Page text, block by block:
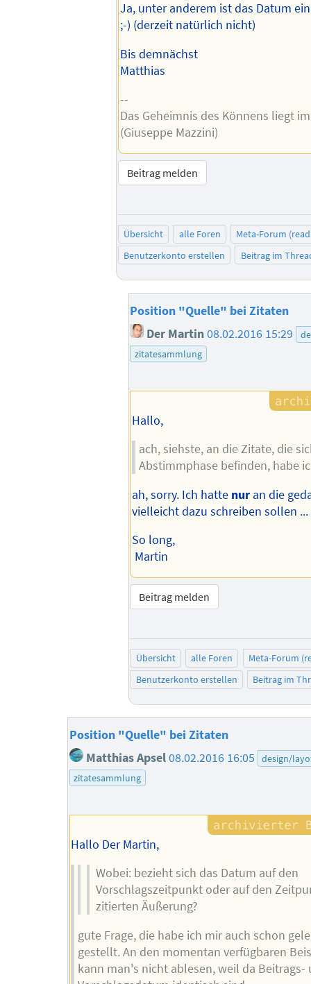
Ja, unter anderem ist das Datum
;-) (derzeit natürlich nicht)
Bis demnächst
Matthias
--
Das Geheimnis des Könnens liegt
(Giuseppe Mazzini)
Beitrag melden
Übersicht alle Foren
Meta-Forum
Benutzerkonto erstellen
Beitrag im
Position "Quelle" bei Zitaten
Der Martin 08.02.2016 15:29
zitatesammlung
Hallo,
ach, siehste, an die Zitate, die
Abstimmphase befinden, habe
ah, sorry. Ich hatte nur an die
vielleicht dazu schreiben sollen ...
So long,
Martin
Beitrag melden
Übersicht alle Foren
Meta-Forum
Benutzerkonto erstellen
Beitrag im
Position "Quelle" bei Zitaten
Matthias Apsel 08.02.2016 16:05
design/
zitatesammlung
Hallo Der Martin,
Wobei: bezieht sich das Datum auf den
Vorschlagszeitpunkt oder auf den
zitierten Äußerung?
gute Frage, die habe ich mir auch schon
gestellt. An den momentan verfügbaren
kann man's nicht ablesen, weil da Beitrags-